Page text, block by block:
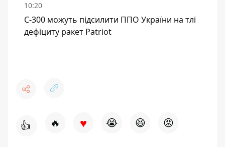
10:20
С-300 можуть підсилити ППО України на тлі
дефіциту ракет Patriot
👍 🔥 ♥ 😭 😆 😡